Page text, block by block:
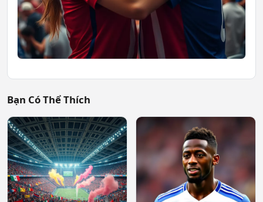
Bạn Có Thể Thích